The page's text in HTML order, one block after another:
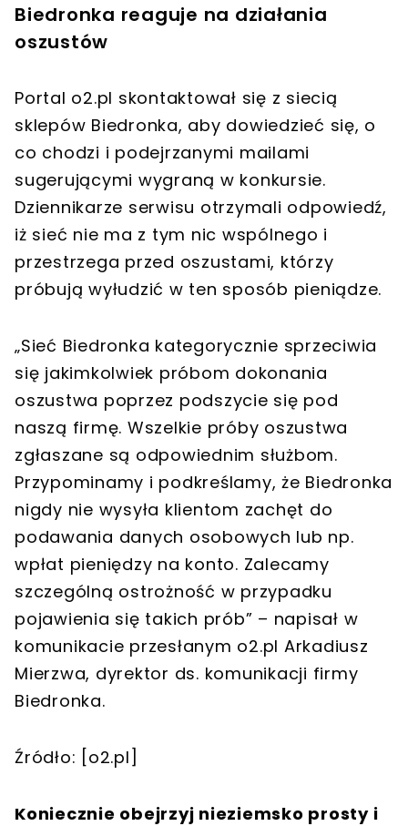
Biedronka reaguje na działania
oszustów
Portal o2.pl skontaktował się z siecią
sklepów Biedronka, aby dowiedzieć się, o
co chodzi i podejrzanymi mailami
sugerującymi wygraną w konkursie.
Dziennikarze serwisu otrzymali odpowiedź,
iż sieć nie ma z tym nic wspólnego i
przestrzega przed oszustami, którzy
próbują wyłudzić w ten sposób pieniądze.
„Sieć Biedronka kategorycznie sprzeciwia
się jakimkolwiek próbom dokonania
oszustwa poprzez podszycie się pod
naszą firmę. Wszelkie próby oszustwa
zgłaszane są odpowiednim służbom.
Przypominamy i podkreślamy, że Biedronka
nigdy nie wysyła klientom zachęt do
podawania danych osobowych lub np.
wpłat pieniędzy na konto. Zalecamy
szczególną ostrożność w przypadku
pojawienia się takich prób” – napisał w
komunikacie przesłanym o2.pl Arkadiusz
Mierzwa, dyrektor ds. komunikacji firmy
Biedronka.
Źródło: [o2.pl]
Koniecznie obejrzyj nieziemsko prosty i